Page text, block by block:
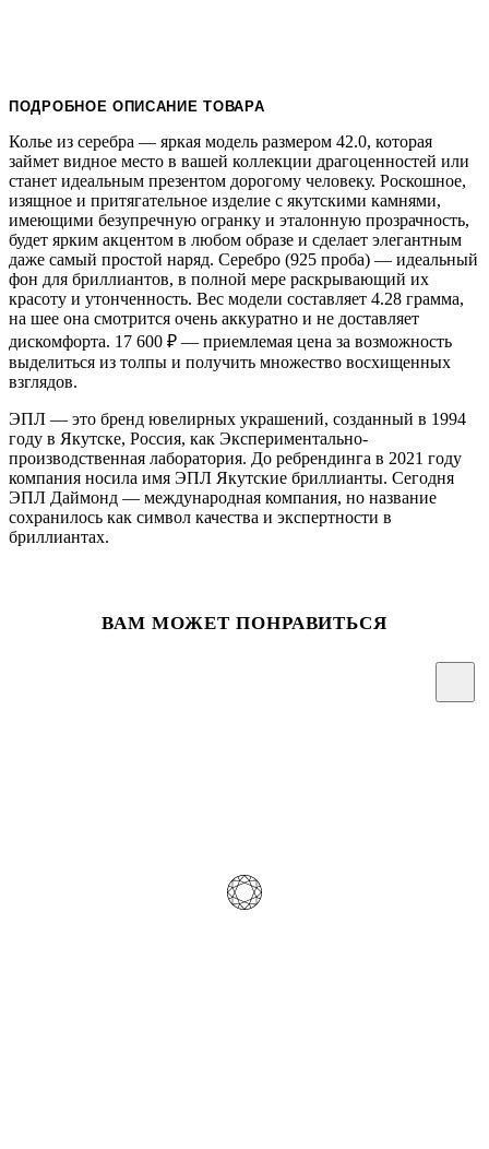
ПОДРОБНОЕ ОПИСАНИЕ ТОВАРА
Колье из серебра — яркая модель размером 42.0, которая
займет видное место в вашей коллекции драгоценностей или
станет идеальным презентом дорогому человеку. Роскошное,
изящное и притягательное изделие с якутскими камнями,
имеющими безупречную огранку и эталонную прозрачность,
будет ярким акцентом в любом образе и сделает элегантным
даже самый простой наряд. Серебро (925 проба) — идеальный
фон для бриллиантов, в полной мере раскрывающий их
красоту и утонченность. Вес модели составляет 4.28 грамма,
на шее она смотрится очень аккуратно и не доставляет
дискомфорта. 17 600 ₽ — приемлемая цена за возможность
выделиться из толпы и получить множество восхищенных
взглядов.
ЭПЛ — это бренд ювелирных украшений, созданный в 1994
году в Якутске, Россия, как Экспериментально-
производственная лаборатория. До ребрендинга в 2021 году
компания носила имя ЭПЛ Якутские бриллианты. Сегодня
ЭПЛ Даймонд — международная компания, но название
сохранилось как символ качества и экспертности в
бриллиантах.
ВАМ МОЖЕТ ПОНРАВИТЬСЯ